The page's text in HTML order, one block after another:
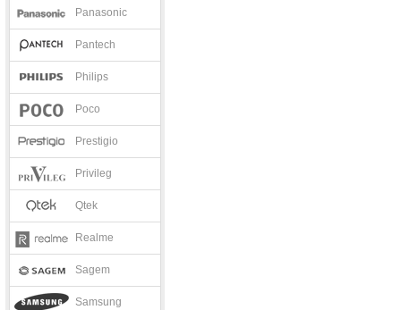
Panasonic
Pantech
Philips
Poco
Prestigio
Privileg
Qtek
Realme
Sagem
Samsung